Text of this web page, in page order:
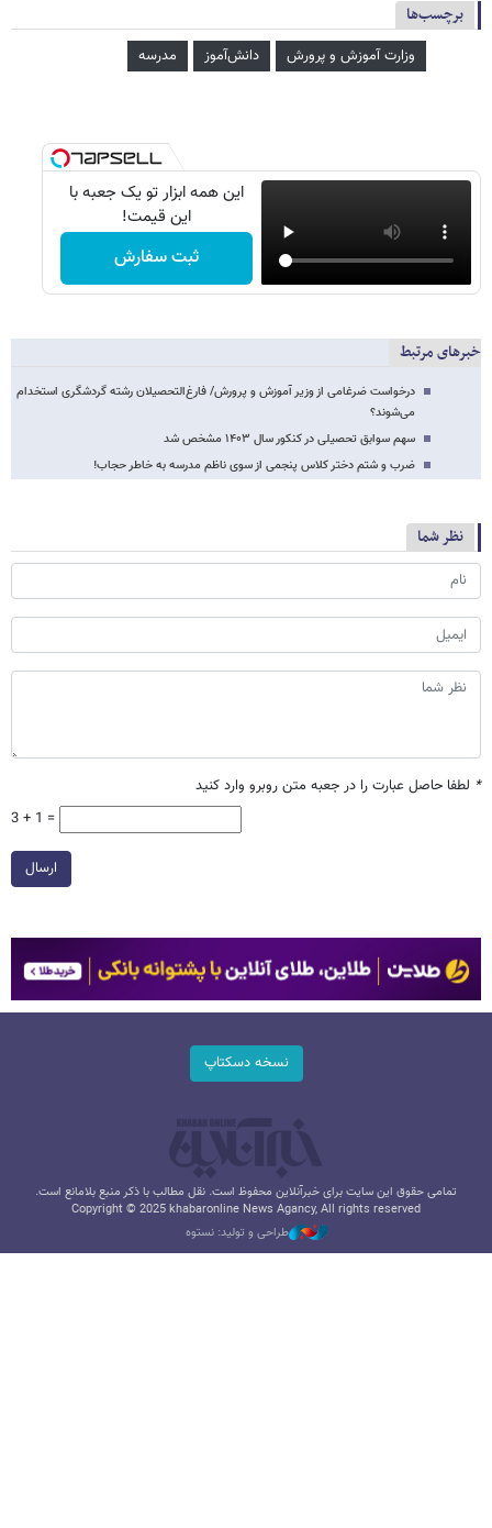
برچسب‌ها
وزارت آموزش و پرورش دانش‌آموز مدرسه
این همه ابزار تو یک جعبه با
این قیمت!
ثبت سفارش
خبرهای مرتبط
درخواست ضرغامی از وزیر آموزش و پرورش/ فارغ‌التحصیلان رشته گردشگری استخدام
می‌شوند؟
سهم سوابق تحصیلی در کنکور سال ۱۴۰۳ مشخص شد
ضرب و شتم دختر کلاس پنجمی از سوی ناظم مدرسه به خاطر حجاب!
نظر شما
* لطفا حاصل عبارت را در جعبه متن روبرو وارد کنید
3 + 1 =
ارسال
نسخه دسکتاپ
تمامی حقوق این سایت برای خبرآنلاین محفوظ است. نقل مطالب با ذکر منبع بلامانع است.
Copyright © 2025 khabaronline News Agancy, All rights reserved
طراحی و تولید: نستوه